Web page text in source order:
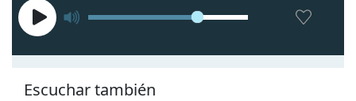
Escuchar también